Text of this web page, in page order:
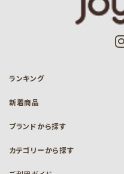
ランキング
新着商品
ブランドから探す
カテゴリーから探す